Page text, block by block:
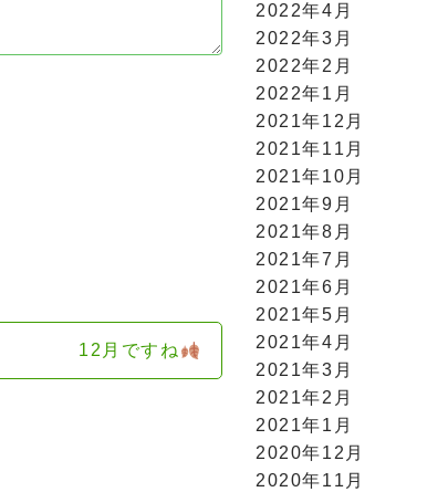
12月ですね
2022年4月
2022年3月
2022年2月
2022年1月
2021年12月
2021年11月
2021年10月
2021年9月
2021年8月
2021年7月
2021年6月
2021年5月
2021年4月
2021年3月
2021年2月
2021年1月
2020年12月
2020年11月